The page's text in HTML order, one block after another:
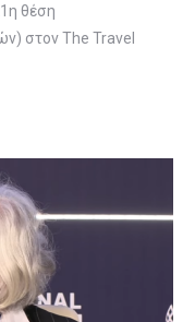
θέση
στον The Travel